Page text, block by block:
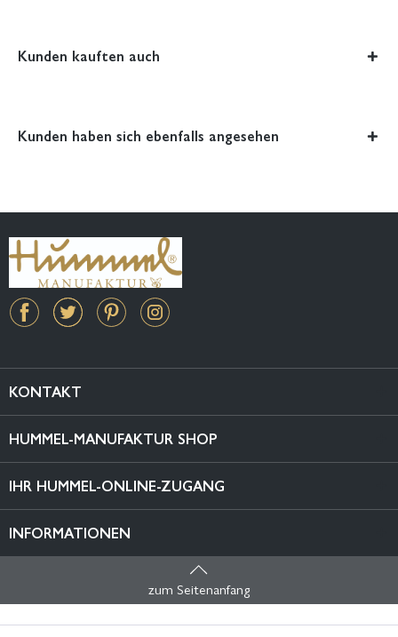
Kunden kauften auch
Kunden haben sich ebenfalls angesehen
KONTAKT
HUMMEL-MANUFAKTUR SHOP
IHR HUMMEL-ONLINE-ZUGANG
INFORMATIONEN
zum Seitenanfang